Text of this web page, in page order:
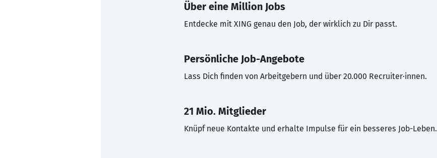
Über eine Million Jobs
Entdecke mit XING genau den Job, der wirklich zu Dir passt.
Persönliche Job-Angebote
Lass Dich finden von Arbeitgebern und über 20.000 Recruiter·innen.
21 Mio. Mitglieder
Knüpf neue Kontakte und erhalte Impulse für ein besseres Job-Leben.